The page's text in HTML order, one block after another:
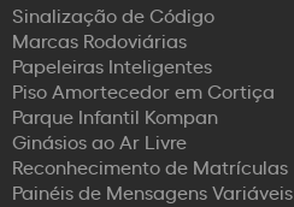
Sinalização de Código
Marcas Rodoviárias
Papeleiras Inteligentes
Piso Amortecedor em Cortiça
Parque Infantil Kompan
Ginásios ao Ar Livre
Reconhecimento de Matrículas
Painéis de Mensagens Variáveis